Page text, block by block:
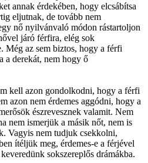
annak érdekében, hogy elcsábítsa
eljutnak, de tovább nem
nő nyilvánvaló módon rástartoljon
járó férfira, elég sok
Még az sem biztos, hogy a férfi
a derekát, nem hogy ő
kell azon gondolkodni, hogy a férfi
azon nem érdemes aggódni, hogy a
észrevesznek valamit. Nem
nem ismerjük a másik nőt, nem is
Vagyis nem tudjuk csekkolni,
ítéljük meg, érdemes-e a férjével
sokszereplős drámákba.